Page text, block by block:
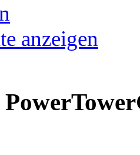
anzeigen